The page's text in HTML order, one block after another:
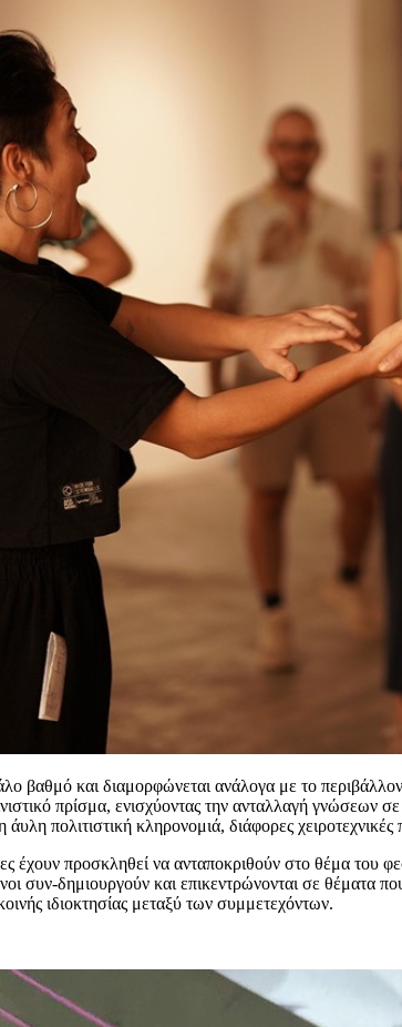
βαθμό και διαμορφώνεται ανάλογα με το περιβάλλον
πρίσμα, ενισχύοντας την ανταλλαγή γνώσεων
άυλη πολιτιστική κληρονομιά, διάφορες
έχουν προσκληθεί να ανταποκριθούν στο θέμα
συν-δημιουργούν και επικεντρώνονται σε θέματα
ιδιοκτησίας μεταξύ των συμμετεχόντων.